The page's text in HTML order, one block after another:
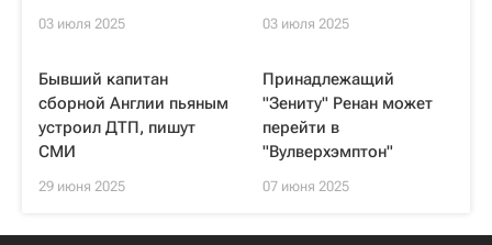
03 июля 2025 03 июля 2025
Бывший капитан
сборной Англии пьяным
устроил ДТП, пишут
СМИ
29 июня 2025
Принадлежащий
"Зениту" Ренан может
перейти в
"Вулверхэмптон"
07 июня 2025